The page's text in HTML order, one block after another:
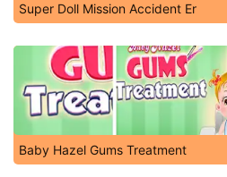
Super Doll Mission Accident Er
Baby Hazel Gums Treatment